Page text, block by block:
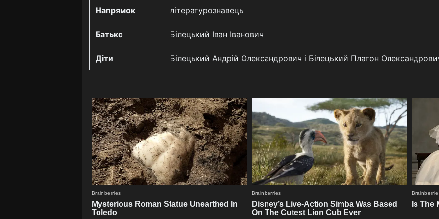
Напрямок літературознавець
Батько Білецький Іван Іванович
Діти Білецький Андрій Олександрович і Білецький Платон